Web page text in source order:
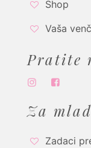
Shop
Vaša
Pratite
Za
Zadaci